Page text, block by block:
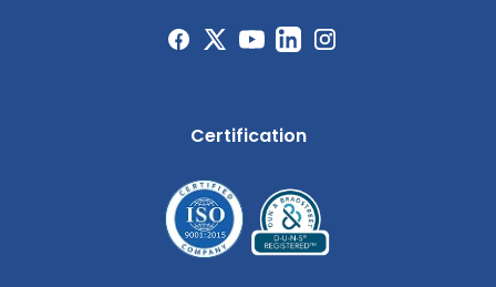
Certification